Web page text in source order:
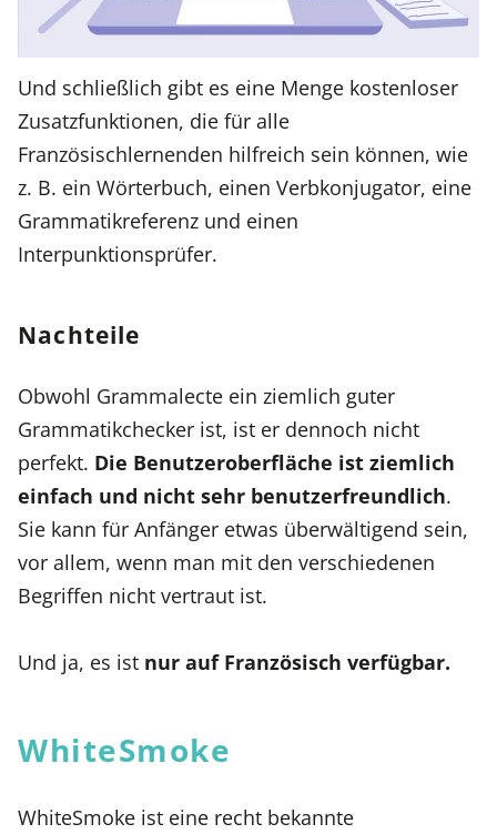
Und schließlich gibt es eine Menge kostenloser
Zusatzfunktionen, die für alle
Französischlernenden hilfreich sein können, wie
z. B. ein Wörterbuch, einen Verbkonjugator, eine
Grammatikreferenz und einen
Interpunktionsprüfer.
Nachteile
Obwohl Grammalecte ein ziemlich guter
Grammatikchecker ist, ist er dennoch nicht
perfekt. Die Benutzeroberfläche ist ziemlich
einfach und nicht sehr benutzerfreundlich.
Sie kann für Anfänger etwas überwältigend sein,
vor allem, wenn man mit den verschiedenen
Begriffen nicht vertraut ist.
Und ja, es ist nur auf Französisch verfügbar.
WhiteSmoke
WhiteSmoke ist eine recht bekannte